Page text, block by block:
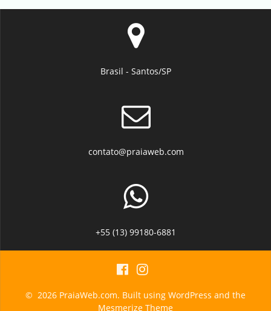
Brasil - Santos/SP
contato@praiaweb.com
+55 (13) 99180-6881
© 2026 PraiaWeb.com. Built using WordPress and the
Mesmerize Theme